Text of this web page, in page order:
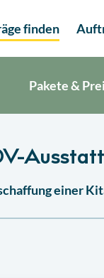
finden
Pakete &
einer